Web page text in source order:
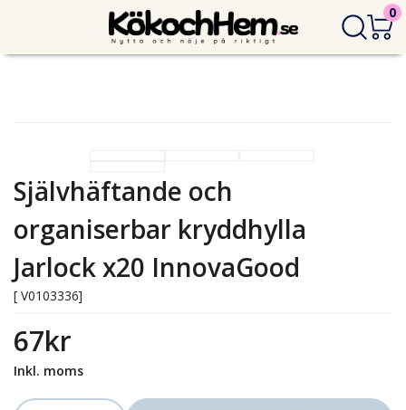
0
Självhäftande och
organiserbar kryddhylla
Jarlock x20 InnovaGood
[ V0103336]
67kr
Inkl. moms